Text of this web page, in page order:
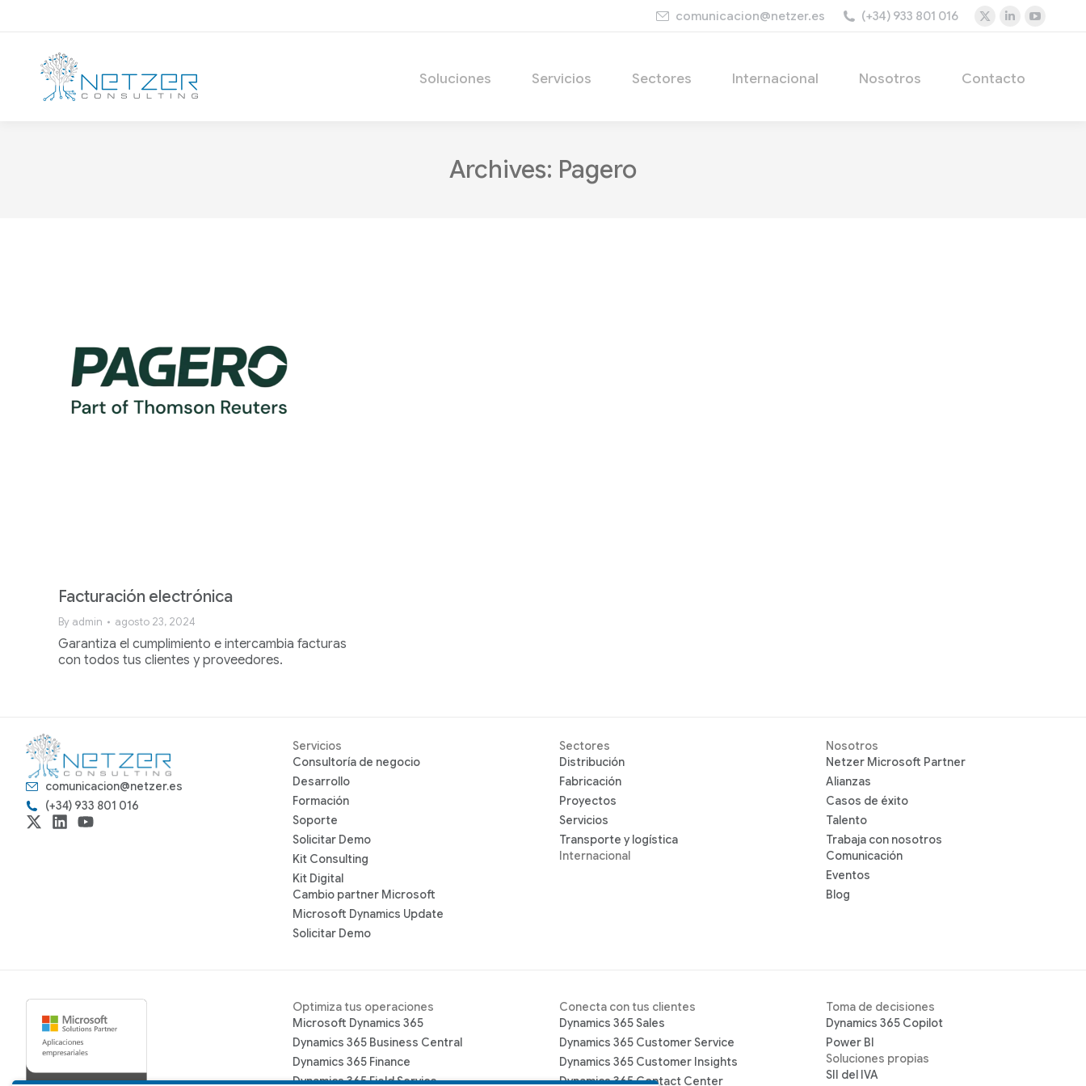
comunicacion@netzer.es (+34) 933 801 016
Soluciones Servicios Sectores Internacional Nosotros Contacto
Archives: Pagero
Facturación electrónica
By admin agosto 23, 2024
Garantiza el cumplimiento e intercambia facturas
con todos tus clientes y proveedores.
comunicacion@netzer.es
(+34) 933 801 016
Servicios
Consultoría de negocio
Desarrollo
Formación
Soporte
Solicitar Demo
Kit Consulting
Kit Digital
Cambio partner Microsoft
Microsoft Dynamics Update
Solicitar Demo
Sectores
Distribución
Fabricación
Proyectos
Servicios
Transporte y logística
Internacional
Nosotros
Netzer Microsoft Partner
Alianzas
Casos de éxito
Talento
Trabaja con nosotros
Comunicación
Eventos
Blog
Optimiza tus operaciones
Microsoft Dynamics 365
Dynamics 365 Business Central
Dynamics 365 Finance
Dynamics 365 Field Service
Conecta con tus clientes
Dynamics 365 Sales
Dynamics 365 Customer Service
Dynamics 365 Customer Insights
Dynamics 365 Contact Center
Toma de decisiones
Dynamics 365 Copilot
Power BI
Soluciones propias
SII del IVA